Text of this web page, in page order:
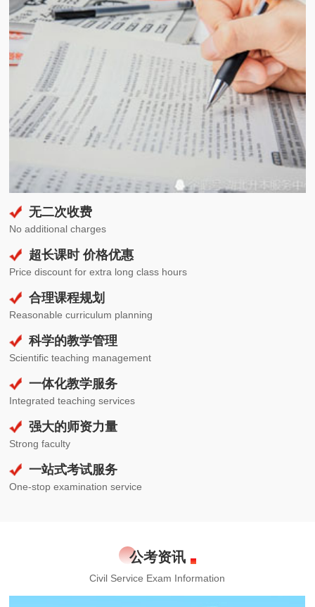
无二次收费
No additional charges
超长课时 价格优惠
Price discount for extra long class hours
合理课程规划
Reasonable curriculum planning
科学的教学管理
Scientific teaching management
一体化教学服务
Integrated teaching services
强大的师资力量
Strong faculty
一站式考试服务
One-stop examination service
公考资讯
Civil Service Exam Information